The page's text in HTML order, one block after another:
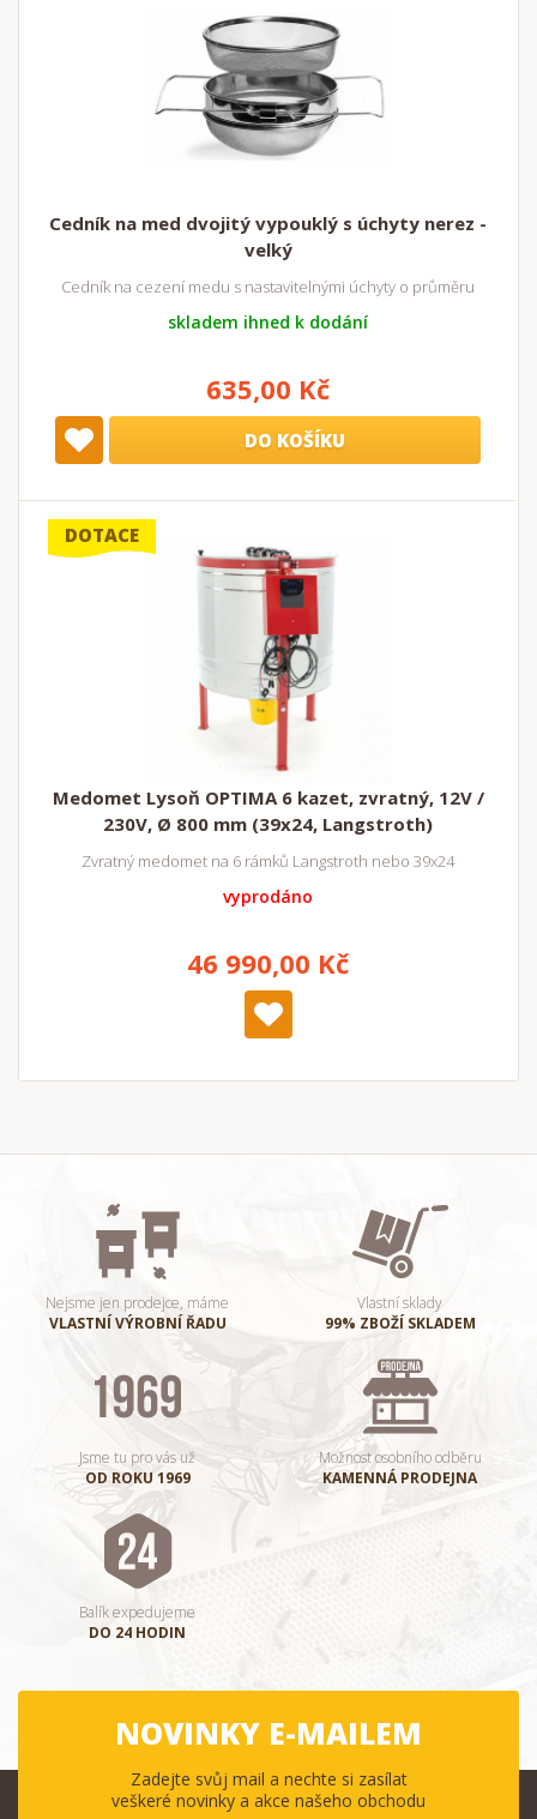
Cedník na med dvojitý vypouklý s úchyty nerez -
velký
Cedník na cezení medu s nastavitelnými úchyty o průměru
skladem ihned k dodání
635,00 Kč
DO KOŠÍKU
DOTACE
Medomet Lysoň OPTIMA 6 kazet, zvratný, 12V /
230V, Ø 800 mm (39x24, Langstroth)
Zvratný medomet na 6 rámků Langstroth nebo 39x24
vyprodáno
46 990,00 Kč
Nejsme jen prodejce, máme
VLASTNÍ VÝROBNÍ ŘADU
Vlastní sklady
99% ZBOŽÍ SKLADEM
Jsme tu pro vás už
OD ROKU 1969
Možnost osobního odběru
KAMENNÁ PRODEJNA
Balík expedujeme
DO 24 HODIN
NOVINKY E-MAILEM
Zadejte svůj mail a nechte si zasílat
veškeré novinky a akce našeho obchodu